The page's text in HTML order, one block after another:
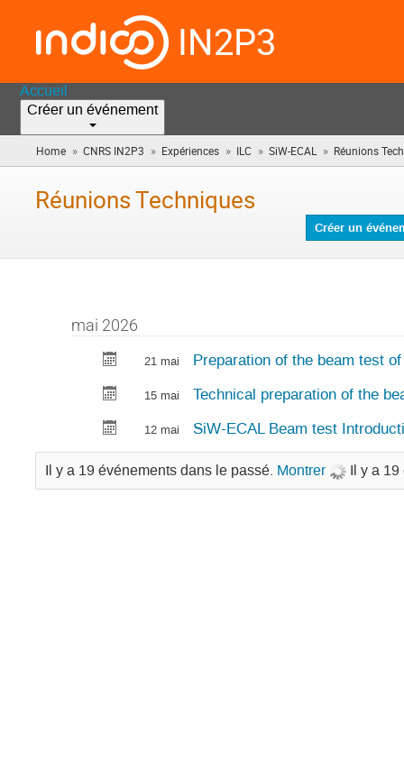
IN2P3
Accueil
Créer un événement
Home » CNRS IN2P3 » Expériences » ILC » SiW-ECAL » Réunions
Réunions Techniques
Créer un
mai 2026
21 mai Preparation of the beam test
15 mai Technical preparation of the
12 mai SiW-ECAL Beam test
Il y a 19 événements dans le passé. Montrer Il y a